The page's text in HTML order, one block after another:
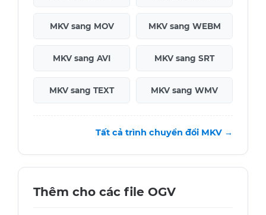
MKV sang MOV MKV sang WEBM
MKV sang AVI MKV sang SRT
MKV sang TEXT MKV sang WMV
Tất cả trình chuyển đổi MKV →
Thêm cho các file OGV